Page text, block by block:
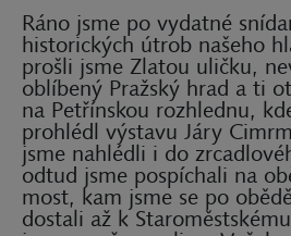
Ráno jsme po vydatné
historických útrob našeho
prošli jsme Zlatou uličku,
oblíbený Pražský hrad a ti
na Petřínskou rozhlednu,
prohlédl výstavu Járy
jsme nahlédli i do
odtud jsme pospíchali na
most, kam jsme se po
dostali až k